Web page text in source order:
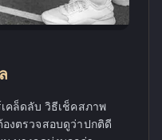
คล็ดลับ วิธีเช็คสภาพ
งตรวจสอบดูว่าปกติดี